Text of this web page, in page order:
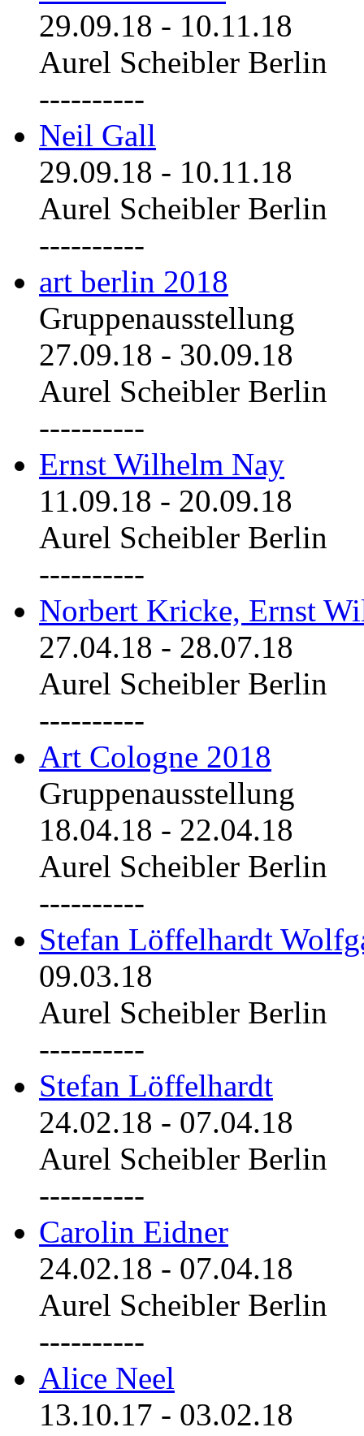
29.09.18 - 10.11.18
Aurel Scheibler Berlin
----------
Neil Gall
29.09.18 - 10.11.18
Aurel Scheibler Berlin
----------
art berlin 2018
Gruppenausstellung
27.09.18 - 30.09.18
Aurel Scheibler Berlin
----------
Ernst Wilhelm Nay
11.09.18 - 20.09.18
Aurel Scheibler Berlin
----------
Norbert Kricke, Ernst
27.04.18 - 28.07.18
Aurel Scheibler Berlin
----------
Art Cologne 2018
Gruppenausstellung
18.04.18 - 22.04.18
Aurel Scheibler Berlin
----------
Stefan Löffelhardt
09.03.18
Aurel Scheibler Berlin
----------
Stefan Löffelhardt
24.02.18 - 07.04.18
Aurel Scheibler Berlin
----------
Carolin Eidner
24.02.18 - 07.04.18
Aurel Scheibler Berlin
----------
Alice Neel
13.10.17 - 03.02.18